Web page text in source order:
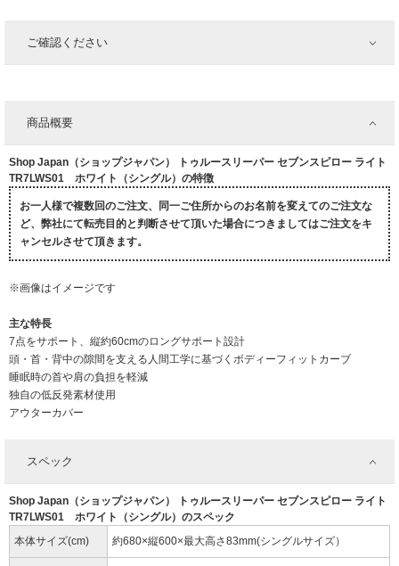
ご確認ください
商品概要
Shop Japan（ショップジャパン） トゥルースリーパー セブンスピロー ライト
TR7LWS01 ホワイト（シングル）の特徴
お一人様で複数回のご注文、同一ご住所からのお名前を変えてのご注文な
ど、弊社にて転売目的と判断させて頂いた場合につきましてはご注文をキ
ャンセルさせて頂きます。
※画像はイメージです
主な特長
7点をサポート、縦約60cmのロングサポート設計
頭・首・背中の隙間を支える人間工学に基づくボディーフィットカーブ
睡眠時の首や肩の負担を軽減
独自の低反発素材使用
アウターカバー
スペック
Shop Japan（ショップジャパン） トゥルースリーパー セブンスピロー ライト
TR7LWS01 ホワイト（シングル）のスペック
本体サイズ(cm)
約680×縦600×最大高さ83mm(シングルサイズ）